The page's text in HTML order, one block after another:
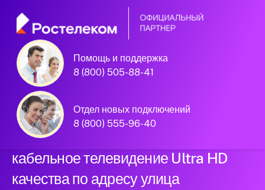
Помощь и поддержка
8 (800) 505-88-41
Отдел новых подключений
8 (800) 555-96-40
Официальный
партнер Ростелеком
Подключили новый интернет и
кабельное телевидение Ultra HD
качества по адресу улица